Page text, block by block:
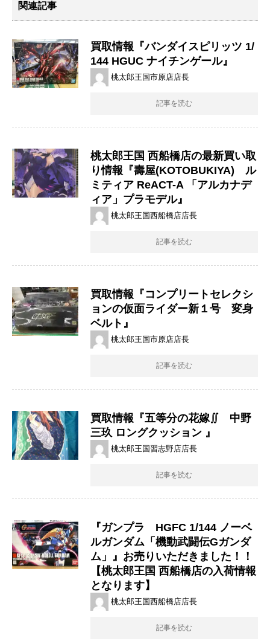
関連記事
買取情報『バンダイスピリッツ 1/
144 ​HGUC ​ナイチンゲール』
桃太郎王国市原店店長
記事を読む
桃太郎王国 西船橋店の最新買い取
り情報『壽屋(KOTOBUKIYA) ル
ミティア ​ReACT-A ​「アルカナデ
ィア」プラモデル』
桃太郎王国西船橋店店長
記事を読む
買取情報『コンプリートセレクシ
ョンの仮面ライダー新１号 変身
ベルト』
桃太郎王国市原店店長
記事を読む
買取情報『五等分の花嫁∬ 中野
三玖 ​ロングクッション ​』
桃太郎王国習志野店店長
記事を読む
『ガンプラ HGFC 1/144 ノーベ
ルガンダム「機動武闘伝Gガンダ
ム」』お売りいただきました！！
【桃太郎王国 西船橋店の入荷情報
となります】
桃太郎王国西船橋店店長
記事を読む